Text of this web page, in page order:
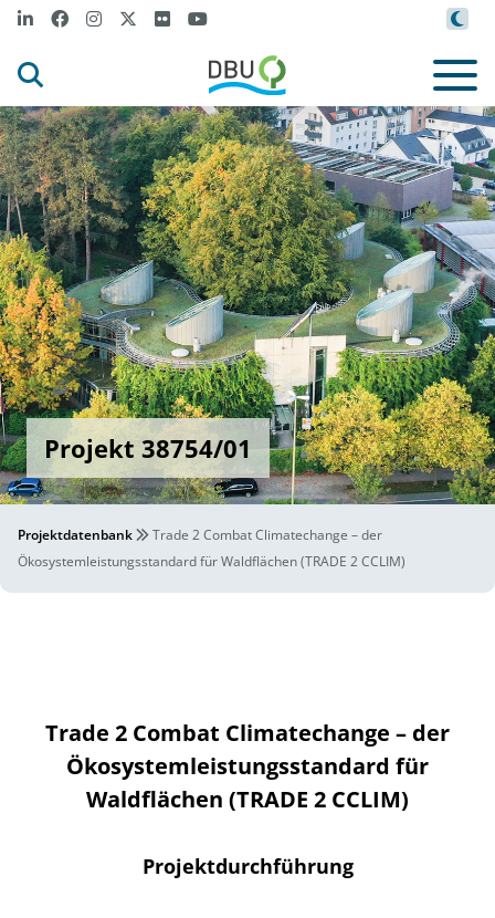
Projekt 38754/01
Projektdatenbank
Trade 2 Combat Climatechange – der
Ökosystemleistungsstandard für Waldflächen (TRADE 2 CCLIM)
Trade 2 Combat Climatechange – der
Ökosystemleistungsstandard für
Waldflächen (TRADE 2 CCLIM)
Projektdurchführung